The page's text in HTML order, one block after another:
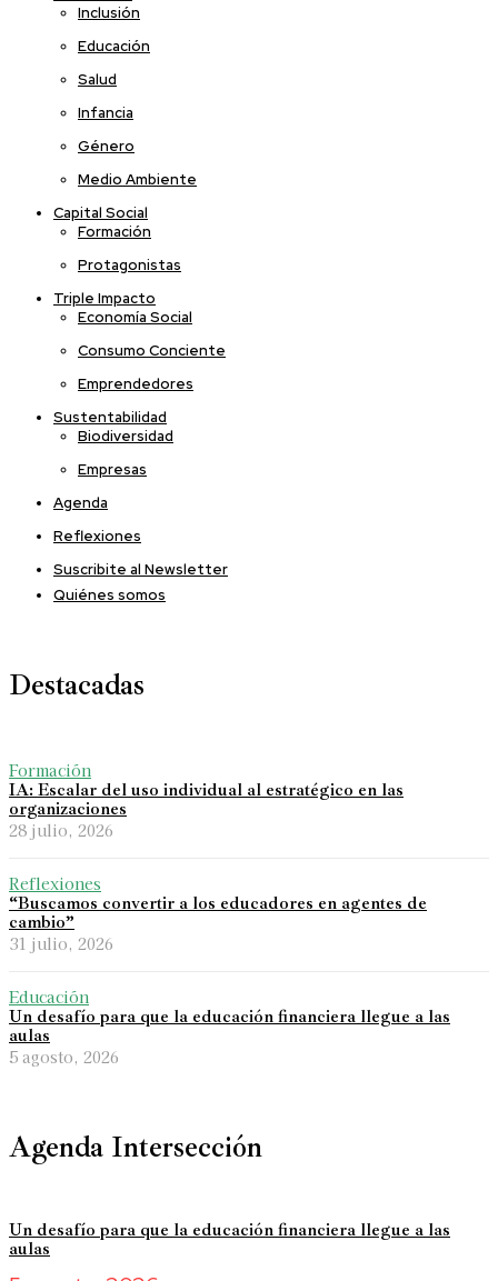
Inclusión
Educación
Salud
Infancia
Género
Medio Ambiente
Capital Social
Formación
Protagonistas
Triple Impacto
Economía Social
Consumo Conciente
Emprendedores
Sustentabilidad
Biodiversidad
Empresas
Agenda
Reflexiones
Suscribite al Newsletter
Quiénes somos
Destacadas
Formación
IA: Escalar del uso individual al estratégico en las
organizaciones
28 julio, 2026
Reflexiones
“Buscamos convertir a los educadores en agentes de
cambio”
31 julio, 2026
Educación
Un desafío para que la educación financiera llegue a las
aulas
5 agosto, 2026
Agenda Intersección
Un desafío para que la educación financiera llegue a las
aulas